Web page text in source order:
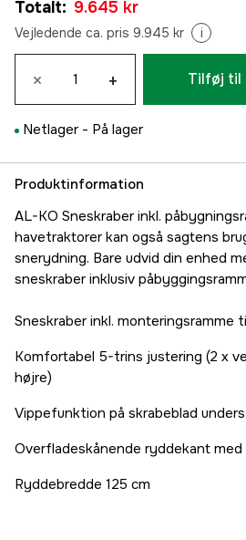
Totalt: 9.645 kr
Vejledende ca. pris 9.945 kr i
× + Tilføj til
Netlager - På lager
Produktinformation
AL-KO Sneskraber inkl.
havetraktorer kan også sagtens
snerydning. Bare udvid din enhed
sneskraber inklusiv
Sneskraber inkl. monteringsramme
Komfortabel 5-trins justering (2 x
højre)
Vippefunktion på skrabeblad
Overfladeskånende ryddekant med
Ryddebredde 125 cm